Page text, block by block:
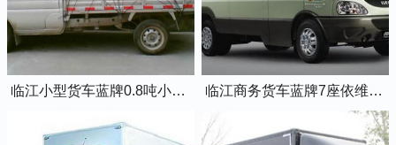
临江小型货车蓝牌0.8吨小卡车 临江商务货车蓝牌7座依维柯全顺车